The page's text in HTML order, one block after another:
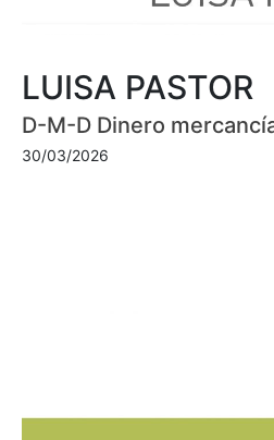
LUISA PASTOR
D-M-D Dinero
30/03/2026